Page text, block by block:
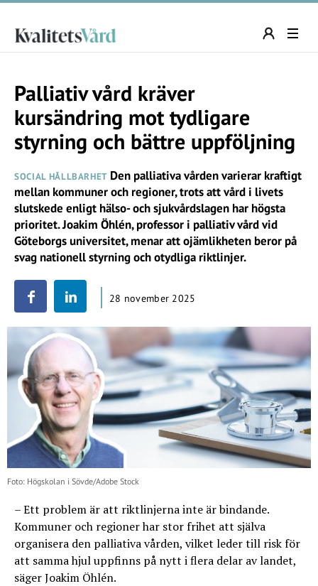
Palliativ vård kräver
kursändring mot tydligare
styrning och bättre uppföljning
SOCIAL HÅLLBARHET Den palliativa vården varierar kraftigt
mellan kommuner och regioner, trots att vård i livets
slutskede enligt hälso- och sjukvårdslagen har högsta
prioritet. Joakim Öhlén, professor i palliativ vård vid
Göteborgs universitet, menar att ojämlikheten beror på
svag nationell styrning och otydliga riktlinjer.
28 november 2025
Foto: Högskolan i Sövde/Adobe Stock
– Ett problem är att riktlinjerna inte är bindande.
Kommuner och regioner har stor frihet att själva
organisera den palliativa vården, vilket leder till risk för
att samma hjul uppfinns på nytt i flera delar av landet,
säger Joakim Öhlén.